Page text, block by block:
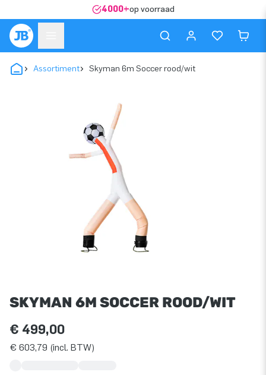
4000+op voorraad
Assortiment Skyman 6m Soccer rood/wit
SKYMAN 6M SOCCER ROOD/WIT
€ 499,00
€ 603,79 (incl. BTW)